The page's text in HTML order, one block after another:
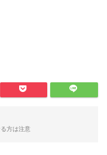
方は注意